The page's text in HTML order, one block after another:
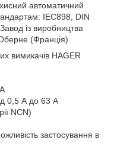
автоматичний
IEC898, DIN
із виробництва
(Франція).
вимикачів HAGER
0,5 А до 63 А
NCN)
застосування в